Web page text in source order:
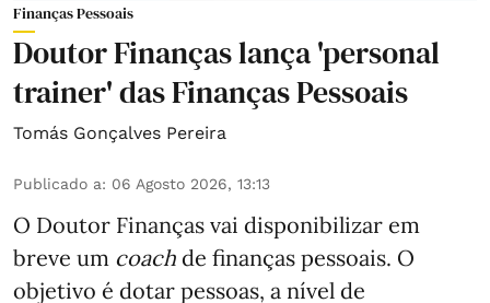
Finanças Pessoais
Doutor Finanças lança 'personal
trainer' das Finanças Pessoais
Tomás Gonçalves Pereira
Publicado a: 06 Agosto 2026, 13:13
O Doutor Finanças vai disponibilizar em
breve um coach de finanças pessoais. O
objetivo é dotar pessoas, a nível de